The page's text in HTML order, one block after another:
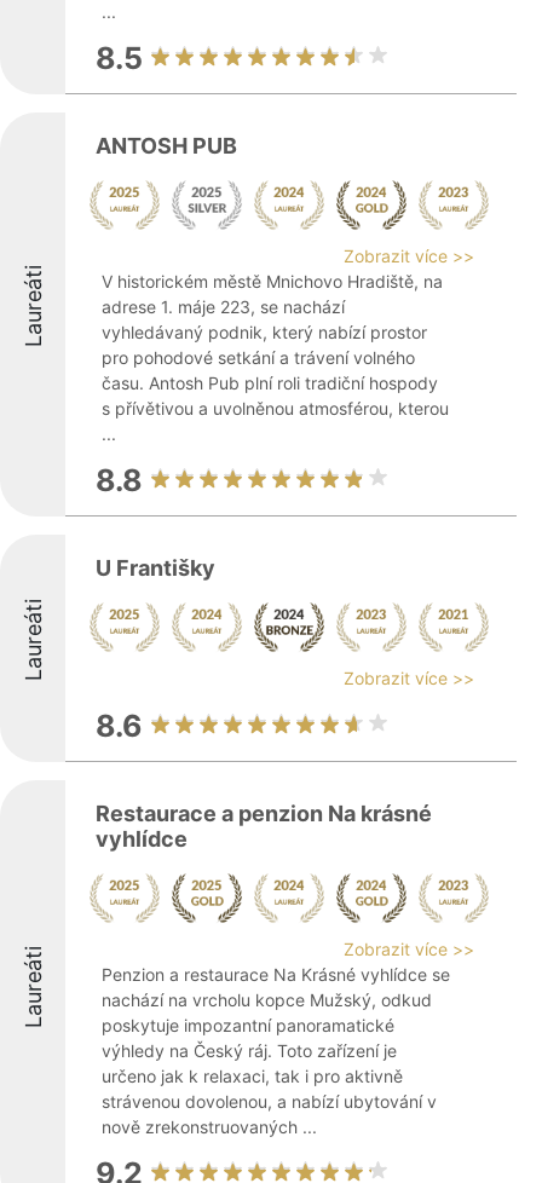
...
8.5
Laureáti
ANTOSH PUB
Zobrazit více >>
V historickém městě Mnichovo Hradiště, na
adrese 1. máje 223, se nachází
vyhledávaný podnik, který nabízí prostor
pro pohodové setkání a trávení volného
času. Antosh Pub plní roli tradiční hospody
s přívětivou a uvolněnou atmosférou, kterou
...
8.8
Laureáti
U Františky
Zobrazit více >>
8.6
Laureáti
Restaurace a penzion Na krásné
vyhlídce
Zobrazit více >>
Penzion a restaurace Na Krásné vyhlídce se
nachází na vrcholu kopce Mužský, odkud
poskytuje impozantní panoramatické
výhledy na Český ráj. Toto zařízení je
určeno jak k relaxaci, tak i pro aktivně
strávenou dovolenou, a nabízí ubytování v
nově zrekonstruovaných ...
9.2